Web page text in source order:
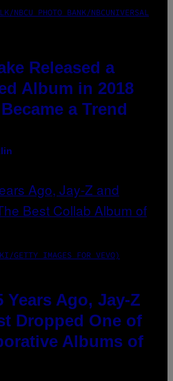
NBCU PHOTO BANK/NBCUNIVERSAL
Released a
Album in 2018
a Trend
GETTY IMAGES FOR VEVO)
Years Ago, Jay-Z
Dropped One of
Albums of